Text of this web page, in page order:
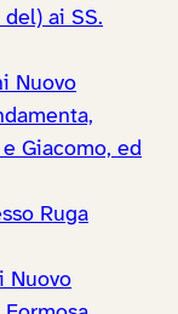
ai SS.
Nuovo
Giacomo, ed
Ruga
Nuovo